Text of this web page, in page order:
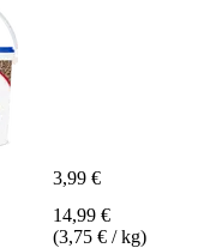
3,99 €
14,99 €
(3,75 € / kg)